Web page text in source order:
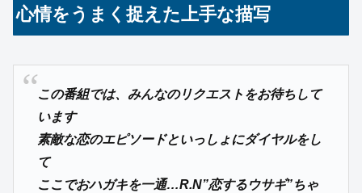
心情をうまく捉えた上手な描写
この番組では、みんなのリクエストをお待ちして
います
素敵な恋のエピソードといっしょにダイヤルをし
て
ここでおハガキを一通…R.N”恋するウサギ”ちゃ